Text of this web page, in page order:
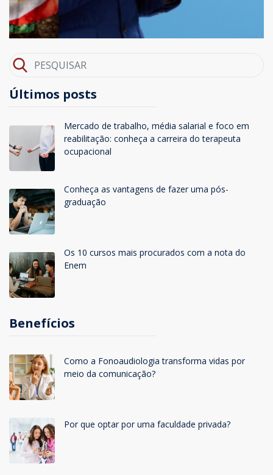
Últimos posts
Mercado de trabalho, média salarial e foco em
reabilitação: conheça a carreira do terapeuta
ocupacional
Conheça as vantagens de fazer uma pós-
graduação
Os 10 cursos mais procurados com a nota do
Enem
Benefícios
Como a Fonoaudiologia transforma vidas por
meio da comunicação?
Por que optar por uma faculdade privada?